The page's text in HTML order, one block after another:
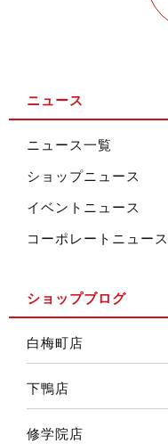
ニュース
ニュース一覧
ショップニュース
イベントニュース
コーポレートニュース
ショップブログ
白梅町店
下鴨店
修学院店